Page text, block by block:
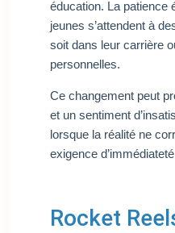
éducation. La patience
jeunes s’attendent à
soit dans leur carrière
personnelles.
Ce changement peut
et un sentiment
lorsque la réalité ne
exigence
Rocket